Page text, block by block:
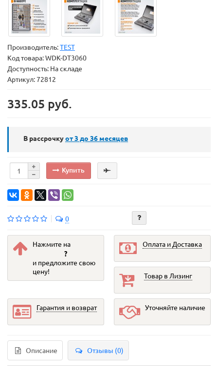
Производитель:TEST
Код товара:WDK-DT3060
Доступность: На складе
Артикул: 72812
335.05 руб.
В рассрочкуот 3 до 36 месяцев
Купить
0
Нажмите на
?
и предложите свою
цену!
Оплата и Доставка
Товар в Лизинг
Гарантия и возврат Уточняйте наличие
Описание Отзывы (0)